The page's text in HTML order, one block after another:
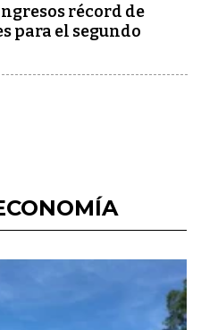
récord de
para el segundo